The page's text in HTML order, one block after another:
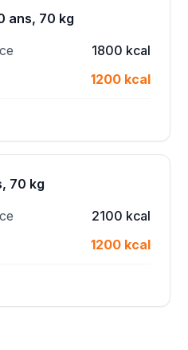
ans, 70 kg
1800 kcal
1200 kcal
70 kg
2100 kcal
1200 kcal